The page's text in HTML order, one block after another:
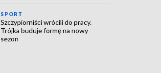
SPORT
Szczypiorniści wrócili do pracy.
Trójka buduje formę na nowy
sezon